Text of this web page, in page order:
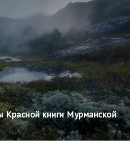
книги Мурманской